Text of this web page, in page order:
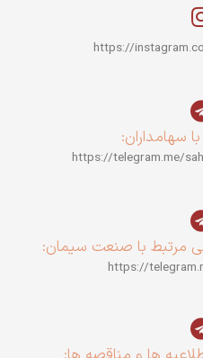
https://
سهامداران:
https://telegram.me/
مرتبط با صنعت سیمان:
https://